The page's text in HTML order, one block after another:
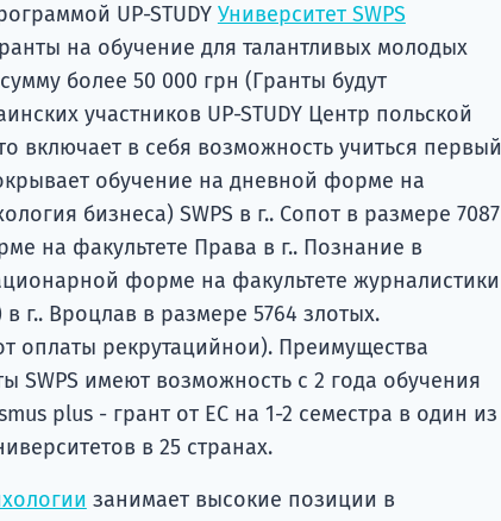
UP-STUDY Университет SWPS
на обучение для талантливых молодых
более 50 000 грн (Гранты будут
участников UP-STUDY Центр польской
включает в себя возможность учиться первый
обучение на дневной форме на
бизнеса) SWPS в г.. Сопот в размере 7087
на факультете Права в г.. Познание в
форме на факультете журналистики
г.. Вроцлав в размере 5764 злотых.
оплаты рекрутацийнои). Преимущества
SWPS имеют возможность с 2 года обучения
plus - грант от ЕС на 1-2 семестра в один из
в 25 странах.
занимает высокие позиции в